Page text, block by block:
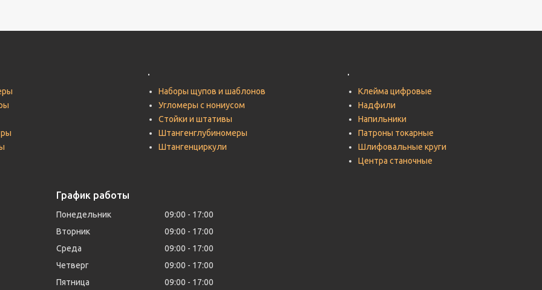
.
Наборы щупов и шаблонов
Угломеры с нониусом
Стойки и штативы
Штангенглубиномеры
Штангенциркули
.
Клейма цифровые
Надфили
Напильники
Патроны токарные
Шлифовальные круги
Центра станочные
График работы
Понедельник 09:00
17:00
Вторник
09:00
17:00
Среда
09:00
17:00
Четверг
09:00
17:00
Пятница
09:00 17:00